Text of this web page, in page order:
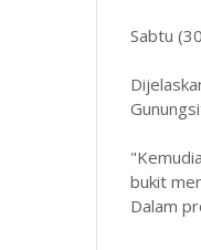
Sabtu
bukit
Dalam